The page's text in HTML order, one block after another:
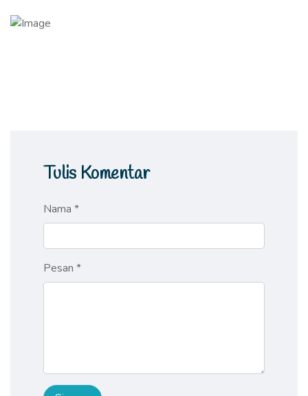
Tulis Komentar
Nama *
Pesan *